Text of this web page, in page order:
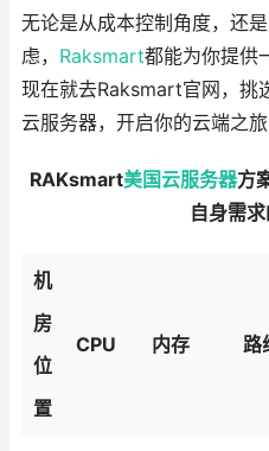
无论是从成本控制角度，还
虑， Raksmart都能为你提供
现在就去Raksmart官网，挑
云服务器，开启你的云端之旅
RAKsmart美国云服务器方
自身需求
机
房
位
置
CPU 内存 路